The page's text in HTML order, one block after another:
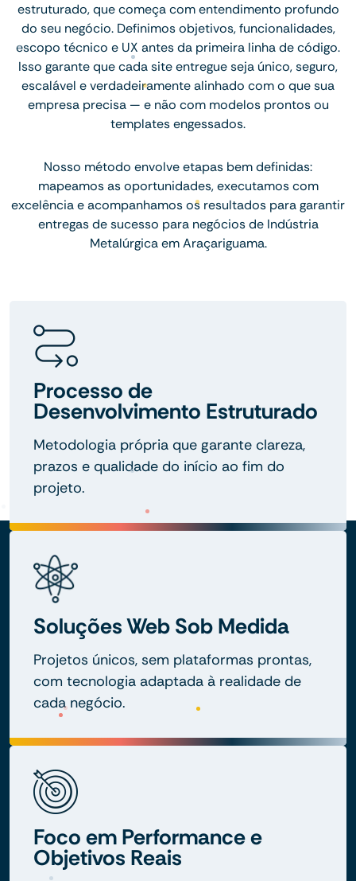
estruturado, que começa com entendimento profundo
do seu negócio. Definimos objetivos, funcionalidades,
escopo técnico e UX antes da primeira linha de código.
Isso garante que cada site entregue seja único, seguro,
escalável e verdadeiramente alinhado com o que sua
empresa precisa — e não com modelos prontos ou
templates engessados.
Nosso método envolve etapas bem definidas:
mapeamos as oportunidades, executamos com
excelência e acompanhamos os resultados para garantir
entregas de sucesso para negócios de Indústria
Metalúrgica em Araçariguama.
Processo de
Desenvolvimento Estruturado
Metodologia própria que garante clareza,
prazos e qualidade do início ao fim do
projeto.
Soluções Web Sob Medida
Projetos únicos, sem plataformas prontas,
com tecnologia adaptada à realidade de
cada negócio.
Foco em Performance e
Objetivos Reais